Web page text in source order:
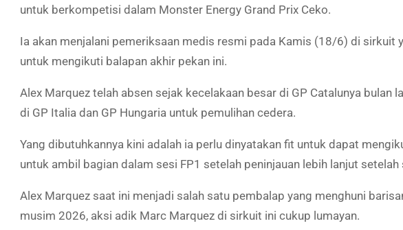
untuk berkompetisi dalam Monster Energy Grand Prix Ceko.
Ia akan menjalani pemeriksaan medis resmi pada Kamis (18/6) di sirkuit
untuk mengikuti balapan akhir pekan ini.
Alex Marquez telah absen sejak kecelakaan besar di GP Catalunya bulan
di GP Italia dan GP Hungaria untuk pemulihan cedera.
Yang dibutuhkannya kini adalah ia perlu dinyatakan fit untuk dapat
untuk ambil bagian dalam sesi FP1 setelah peninjauan lebih lanjut
Alex Marquez saat ini menjadi salah satu pembalap yang menghuni
musim 2026, aksi adik Marc Marquez di sirkuit ini cukup lumayan.